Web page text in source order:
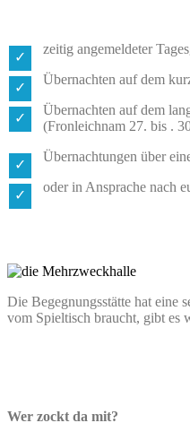
zeitig angemeldeter
Übernachten auf dem
Übernachten auf dem
(Fronleichnam 27. bis .
Übernachtungen über
oder in Ansprache nach
Die Begegnungsstätte hat eine
vom Spieltisch braucht, gibt es
Wer zockt da mit?